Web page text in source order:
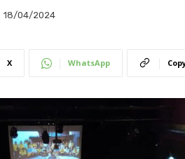
18/04/2024
X WhatsApp